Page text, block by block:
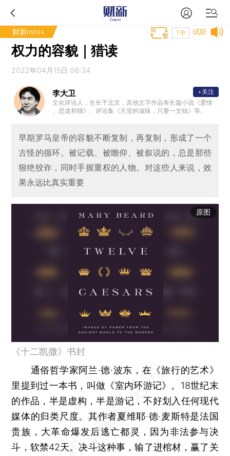
财新mini+ 试听
T中
权力的容貌｜猎读
2022年04月15日 08:34
李大卫
文化评论人，生长于北京，其他文字作品有长篇小说《爱情
、恐龙和猫》、评论集《天堂的滋味，只要一文钱》等。
+关注
早期罗马皇帝的容貌不断复制，再复制，形成了一个
古怪的循环。被记载、被瞻仰、被叙说的，总是那些
狠绝狡诈，同时手握重权的人物。对这些人来说，效
果永远比真实重要
原图
《十二凯撒》书封
通俗哲学家阿兰·德·波东，在《旅行的艺术》
里提到过一本书，叫做《室内环游记》。18世纪末
的作品，半是虚构，半是游记，不好划入任何现代
媒体的归类尺度。其作者夏维耶·德·麦斯特是法国
贵族，大革命爆发后逃亡都灵，因为非法参与决
斗，软禁42天。决斗这种事，输了进棺材，赢了关